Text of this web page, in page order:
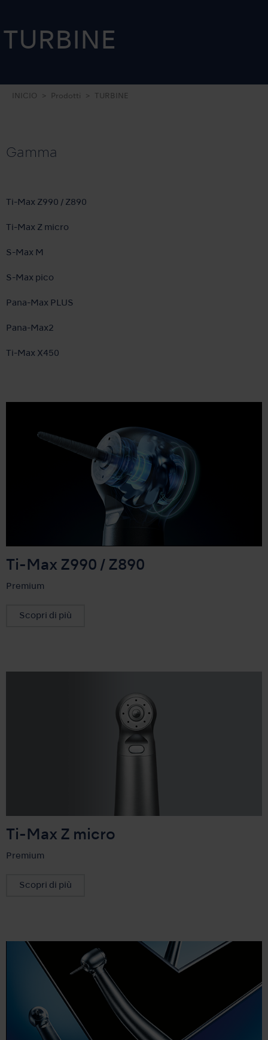
TURBINE
INICIO Prodotti TURBINE
Gamma
Ti-Max Z990 / Z890
Ti-Max Z micro
S-Max M
S-Max pico
Pana-Max PLUS
Pana-Max2
Ti-Max X450
Ti-Max Z990 / Z890
Premium
Scopri di più
Ti-Max Z micro
Premium
Scopri di più